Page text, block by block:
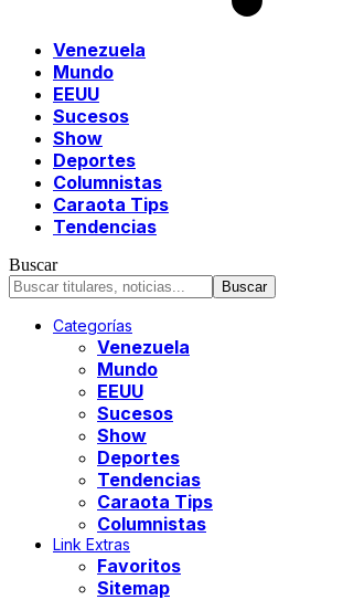
Venezuela
Mundo
EEUU
Sucesos
Show
Deportes
Columnistas
Caraota Tips
Tendencias
Buscar
Categorías
Venezuela
Mundo
EEUU
Sucesos
Show
Deportes
Tendencias
Caraota Tips
Columnistas
Link Extras
Favoritos
Sitemap